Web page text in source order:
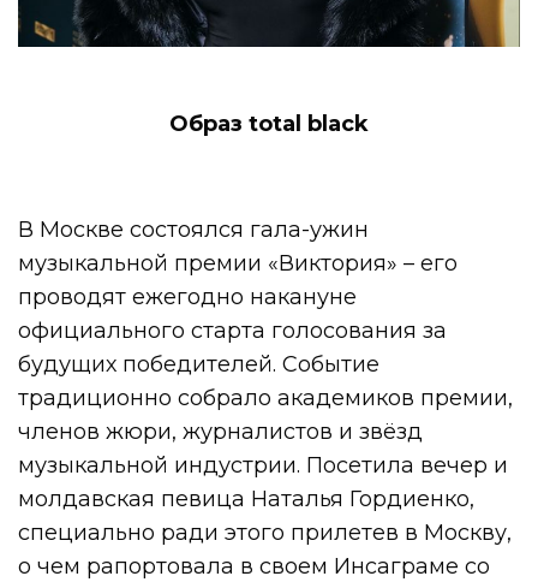
Образ total black
В Москве состоялся гала-ужин
музыкальной премии «Виктория» – его
проводят ежегодно накануне
официального старта голосования за
будущих победителей. Событие
традиционно собрало академиков премии,
членов жюри, журналистов и звёзд
музыкальной индустрии. Посетила вечер и
молдавская певица Наталья Гордиенко,
специально ради этого прилетев в Москву,
о чем рапортовала в своем Инсаграме со